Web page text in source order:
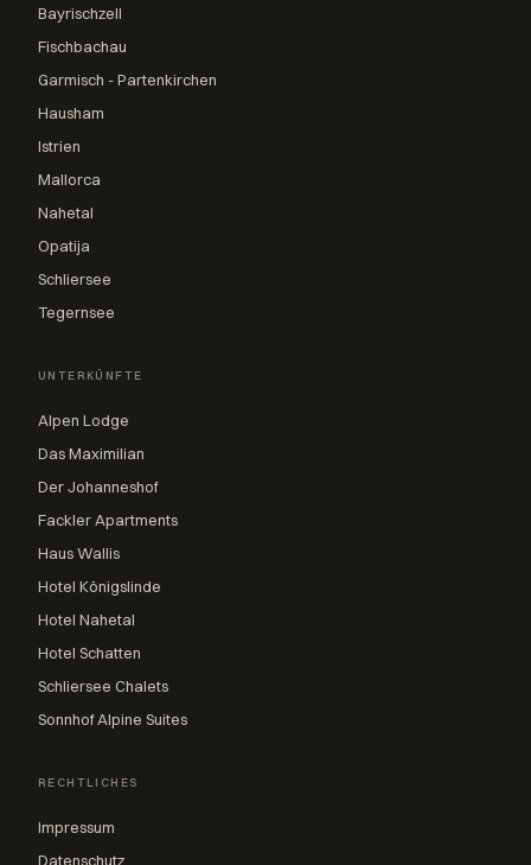
Bayrischzell
Fischbachau
Garmisch - Partenkirchen
Hausham
Istrien
Mallorca
Nahetal
Opatija
Schliersee
Tegernsee
UNTERKÜNFTE
Alpen Lodge
Das Maximilian
Der Johanneshof
Fackler Apartments
Haus Wallis
Hotel Königslinde
Hotel Nahetal
Hotel Schatten
Schliersee Chalets
Sonnhof Alpine Suites
RECHTLICHES
Impressum
Datenschutz